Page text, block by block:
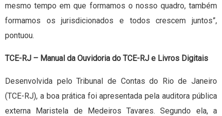
mesmo tempo em que formamos o nosso quadro, também
formamos os jurisdicionados e todos crescem juntos”,
pontuou.
TCE-RJ – Manual da Ouvidoria do TCE-RJ e Livros Digitais
Desenvolvida pelo Tribunal de Contas do Rio de Janeiro
(TCE-RJ), a boa prática foi apresentada pela auditora pública
externa Maristela de Medeiros Tavares. Segundo ela, a